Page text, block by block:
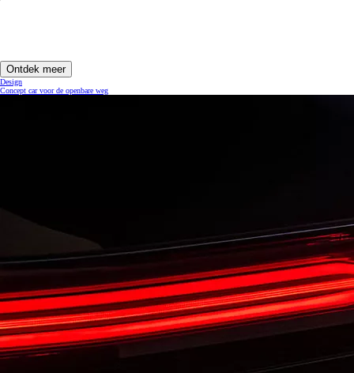
Ontdek meer
Design
Concept car voor de openbare weg